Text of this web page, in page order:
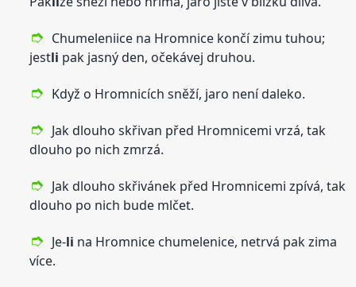
Chumeleniice na Hromnice končí zimu tuhou;
jestli pak jasný den, očekávej druhou.
Když o Hromnicích sněží, jaro není daleko.
Jak dlouho skřivan před Hromnicemi vrzá, tak
dlouho po nich zmrzá.
Jak dlouho skřivánek před Hromnicemi zpívá, tak
dlouho po nich bude mlčet.
Je-li na Hromnice chumelenice, netrvá pak zima
více.